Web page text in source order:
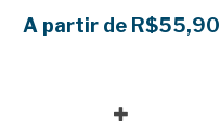
A partir de R$55,90